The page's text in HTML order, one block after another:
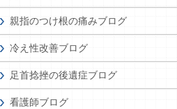
親指のつけ根の痛みブログ
冷え性改善ブログ
足首捻挫の後遺症ブログ
看護師ブログ